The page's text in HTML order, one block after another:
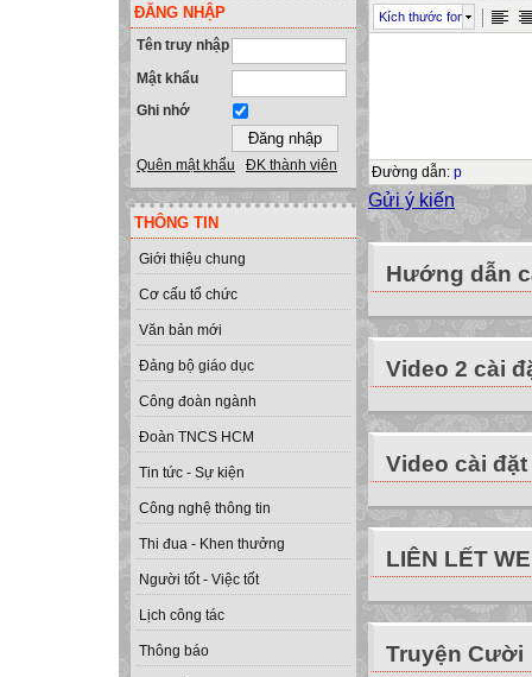
ĐĂNG NHẬP
Tên truy nhập
Mật khẩu
Ghi nhớ
Quên mật khẩu ĐK thành viên
THÔNG TIN
Giới thiệu chung
Cơ cấu tổ chức
Văn bản mới
Đảng bộ giáo dục
Công đoàn ngành
Đoàn TNCS HCM
Tin tức - Sự kiện
Công nghệ thông tin
Thi đua - Khen thưởng
Người tốt - Việc tốt
Lịch công tác
Thông báo
Kích thước font
Đường dẫn: p
Gửi ý kiến
Hướng dẫn
Video 2 cài
Video cài đặt
LIÊN LẾT
Truyện Cười